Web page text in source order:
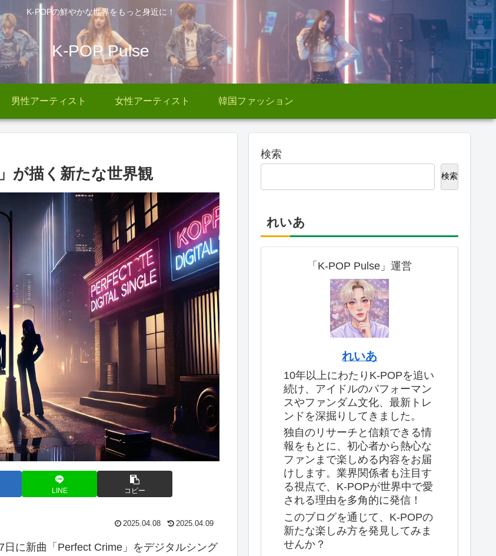
K-POPの鮮やかな世界をもっと身近に！
K-POP Pulse
男性アーティスト 女性アーティスト 韓国ファッション
が描く新たな世界観
LINE コピー
2025.04.08 2025.04.09
に新曲「Perfect Crime」をデジタルシング
検索
検索
れいあ
「K-POP Pulse」運営
れいあ
10年以上にわたりK-POPを追い
続け、アイドルのパフォーマン
スやファンダム文化、最新トレ
ンドを深掘りしてきました。
独自のリサーチと信頼できる情
報をもとに、初心者から熱心な
ファンまで楽しめる内容をお届
けします。業界関係者も注目す
る視点で、K-POPが世界中で愛
される理由を多角的に発信！
このブログを通じて、K-POPの
新たな楽しみ方を発見してみま
せんか？